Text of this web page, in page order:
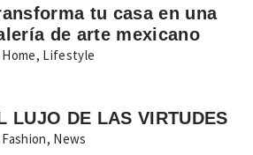
tu casa en una
de arte mexicano
Home, Lifestyle
LUJO DE LAS VIRTUDES
Fashion, News